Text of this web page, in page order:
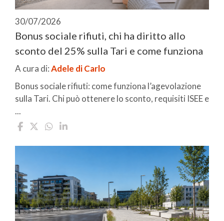
30/07/2026
Bonus sociale rifiuti, chi ha diritto allo
sconto del 25% sulla Tari e come funziona
A cura di:Adele di Carlo
Bonus sociale rifiuti: come funziona l’agevolazione
sulla Tari. Chi può ottenere lo sconto, requisiti ISEE e
...